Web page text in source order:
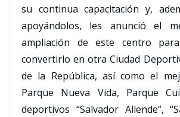
su continua capacitación y,
apoyándolos, les anunció el
ampliación de este centro
convertirlo en otra Ciudad
de la República, así como el
Parque Nueva Vida, Parque
deportivos “Salvador Allende”,